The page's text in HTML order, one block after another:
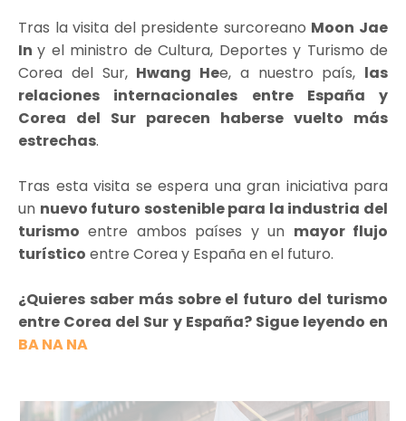
Tras la visita del presidente surcoreano Moon Jae
Iny el ministro de Cultura, Deportes y Turismo de
Corea del Sur, Hwang Hee, a nuestro país, las
relaciones internacionales entre España y
Corea del Sur parecen haberse vuelto más
estrechas.
Tras esta visita se espera una gran iniciativa para
un nuevo futuro sostenible para la industria del
turismo entre ambos países y un mayor flujo
turístico entre Corea y España en el futuro.
¿Quieres saber más sobre el futuro del turismo
entre Corea del Sur y España? Sigue leyendo en
BA NA NA